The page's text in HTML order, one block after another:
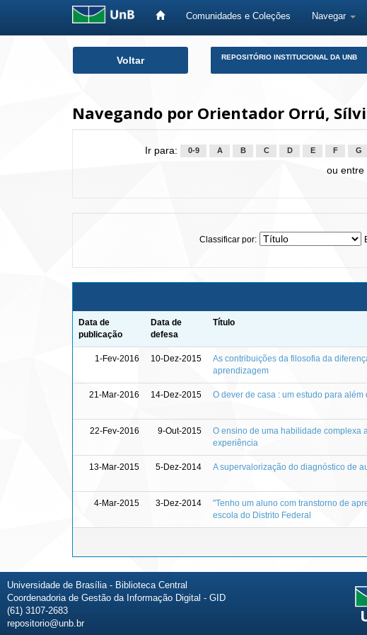
Comunidades e Coleções Navegar
Voltar REPOSITÓRIO INSTITUCIONAL DA UNB
Navegando por Orientador Orrú,
Ir para: 0-9 A B C D E F G
ou entre
Classificar por:
Data de
publicação
Data de
defesa
Título
1-Fev-2016 10-Dez-2015
As contribuições da filosofia da
aprendizagem
21-Mar-2016 14-Dez-2015 O dever de casa : um estudo para
22-Fev-2016 9-Out-2015
O ensino de uma habilidade complexa
experiência
13-Mar-2015 5-Dez-2014 A supervalorização do diagnóstico de
4-Mar-2015 3-Dez-2014
"Tenho um aluno com transtorno de
escola do Distrito Federal
Universidade de Brasília - Biblioteca Central
Coordenadoria de Gestão da Informação Digital - GID
(61) 3107-2683
repositorio@unb.br